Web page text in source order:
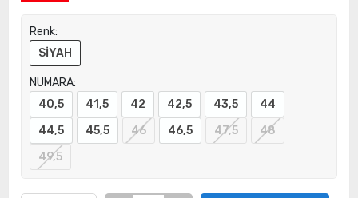
Renk:
SİYAH
NUMARA:
40,5
41,5 42 42,5 43,5
44
44,5
45,5 46 46,5 47,5
48
49,5